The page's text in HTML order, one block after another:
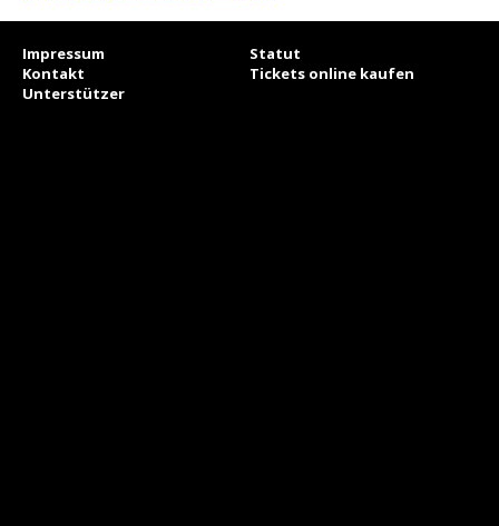
Impressum
Statut
Kontakt
Tickets online kaufen
Unterstützer